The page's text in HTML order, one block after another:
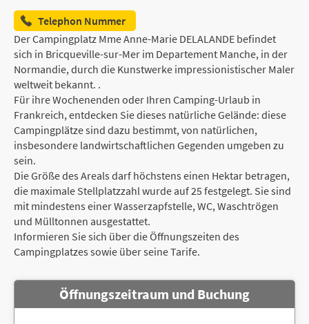
Telephon Nummer
Der Campingplatz Mme Anne-Marie DELALANDE befindet
sich in Bricqueville-sur-Mer im Departement Manche, in der
Normandie, durch die Kunstwerke impressionistischer Maler
weltweit bekannt. .
Für ihre Wochenenden oder Ihren Camping-Urlaub in
Frankreich, entdecken Sie dieses natürliche Gelände: diese
Campingplätze sind dazu bestimmt, von natürlichen,
insbesondere landwirtschaftlichen Gegenden umgeben zu
sein.
Die Größe des Areals darf höchstens einen Hektar betragen,
die maximale Stellplatzzahl wurde auf 25 festgelegt. Sie sind
mit mindestens einer Wasserzapfstelle, WC, Waschtrögen
und Mülltonnen ausgestattet.
Informieren Sie sich über die Öffnungszeiten des
Campingplatzes sowie über seine Tarife.
Öffnungszeitraum und Buchung